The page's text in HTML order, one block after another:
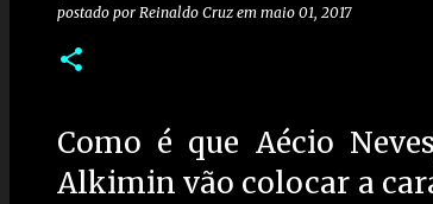
postado por Reinaldo Cruz em maio 01, 2017
Como é que Aécio
Alkimin vão colocar a